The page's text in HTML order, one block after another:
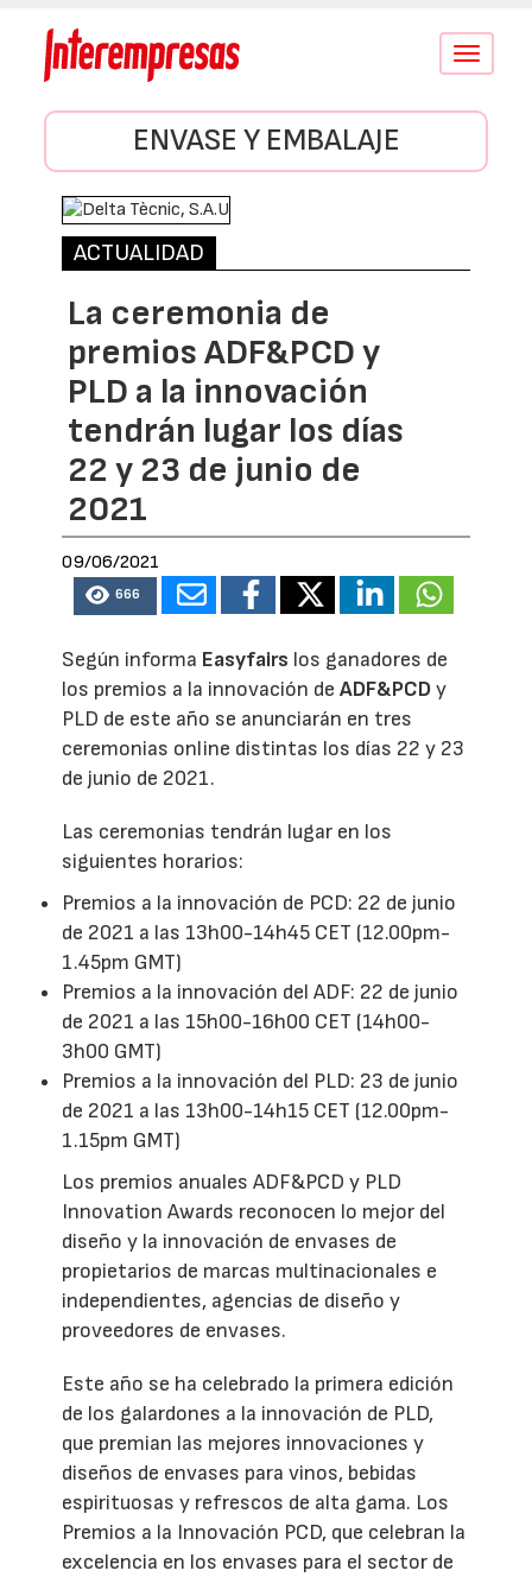
Conmutar
ENVASE Y EMBALAJE
ACTUALIDAD
La ceremonia de
premios ADF&PCD y
PLD a la innovación
tendrán lugar los días
22 y 23 de junio de
2021
09/06/2021
666
Según informa Easyfairs los ganadores de
los premios a la innovación deADF&PCDy
PLD de este año se anunciarán en tres
ceremonias online distintas los días 22 y 23
de junio de 2021.
Las ceremonias tendrán lugar en los
siguientes horarios:
Premios a la innovación de PCD: 22 de junio
de 2021 a las 13h00-14h45 CET (12.00pm-
1.45pm GMT)
Premios a la innovación del ADF: 22 de junio
de 2021 a las 15h00-16h00 CET (14h00-
3h00 GMT)
Premios a la innovación del PLD: 23 de junio
de 2021 a las 13h00-14h15 CET (12.00pm-
1.15pm GMT)
Los premios anuales ADF&PCD y PLD
Innovation Awards reconocen lo mejor del
diseño y la innovación de envases de
propietarios de marcas multinacionales e
independientes, agencias de diseño y
proveedores de envases.
Este año se ha celebrado la primera edición
de los galardones a la innovación de PLD,
que premian las mejores innovaciones y
diseños de envases para vinos, bebidas
espirituosas y refrescos de alta gama. Los
Premios a la Innovación PCD, que celebran la
excelencia en los envases para el sector de